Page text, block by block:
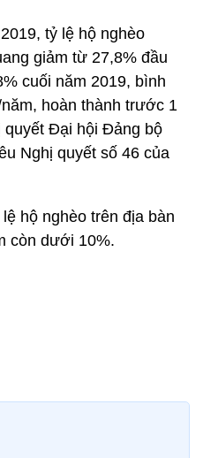
tỷ lệ hộ nghèo
giảm từ 27,8% đầu
cuối năm 2019, bình
hoàn thành trước 1
quyết Đại hội Đảng bộ
Nghị quyết số 46 của
hộ nghèo trên địa bàn
còn dưới 10%.